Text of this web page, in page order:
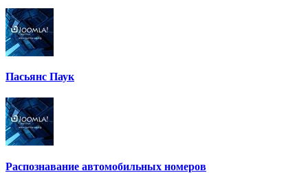
Пасьянс Паук
Распознавание автомобильных номеров